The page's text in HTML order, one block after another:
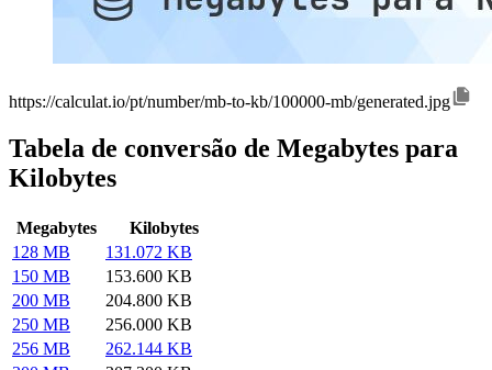
https://calculat.io/pt/number/mb-to-kb/100000-mb/generated.jpg
Tabela de conversão de Megabytes para
Kilobytes
Megabytes
Kilobytes
128 MB
131.072 KB
150 MB
153.600 KB
200 MB
204.800 KB
250 MB
256.000 KB
256 MB
262.144 KB